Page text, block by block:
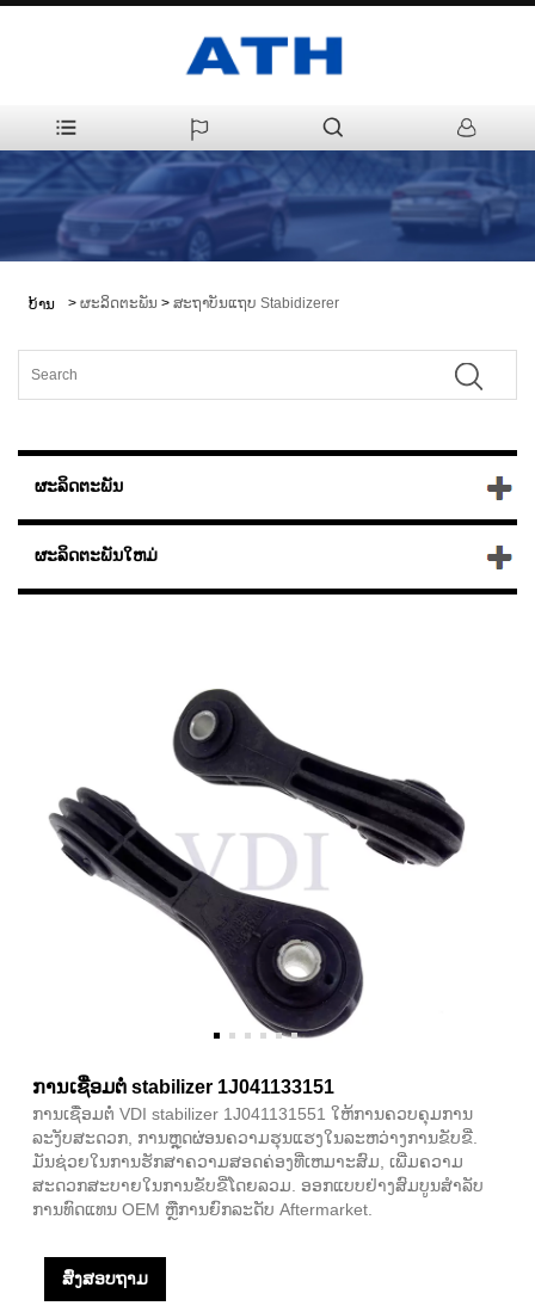
ບ້ານ > ຜະລິດຕະພັນ > ສະຖາບັນແຖບ Stabidizerer
ຜະລິດຕະພັນ
ຜະລິດຕະພັນໃຫມ່
ການເຊື່ອມຕໍ່ stabilizer 1J041133151
ການເຊື່ອມຕໍ່ VDI stabilizer 1J041131551 ໃຫ້ການຄວບຄຸມການ
ລະງັບສະດວກ, ການຫຼຸດຜ່ອນຄວາມຮຸນແຮງໃນລະຫວ່າງການຂັບຂີ່.
ມັນຊ່ວຍໃນການຮັກສາຄວາມສອດຄ່ອງທີ່ເຫມາະສົມ, ເພີ່ມຄວາມ
ສະດວກສະບາຍໃນການຂັບຂີ່ໂດຍລວມ. ອອກແບບຢ່າງສົມບູນສໍາລັບ
ການທົດແທນ OEM ຫຼືການຍົກລະດັບ Aftermarket.
ສົ່ງສອບຖາມ